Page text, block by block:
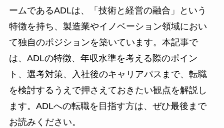
ームであるADLは、「技術と経営の融合」という
特徴を持ち、製造業やイノベーション領域におい
て独自のポジションを築いています。本記事で
は、ADLの特徴、年収水準を考える際のポイン
ト、選考対策、入社後のキャリアパスまで、転職
を検討するうえで押さえておきたい観点を解説し
ます。ADLへの転職を目指す方は、ぜひ最後まで
お読みください。